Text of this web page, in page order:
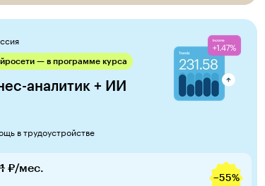
— в программе курса
аналитик + ИИ
в трудоустройстве
₽/мес.
−55%